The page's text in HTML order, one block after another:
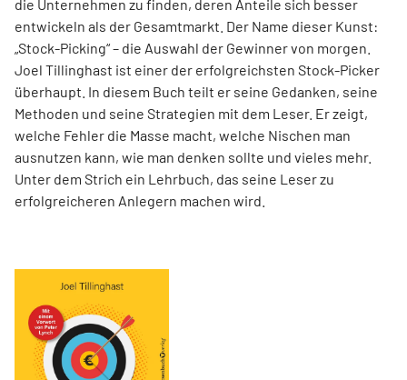
die Unternehmen zu finden, deren Anteile sich besser
entwickeln als der Gesamtmarkt. Der Name dieser Kunst:
„Stock-Picking“ – die Auswahl der Gewinner von morgen.
Joel Tillinghast ist einer der erfolgreichsten Stock-Picker
überhaupt. In diesem Buch teilt er seine Gedanken, seine
Methoden und seine Strategien mit dem Leser. Er zeigt,
welche Fehler die Masse macht, welche Nischen man
ausnutzen kann, wie man denken sollte und vieles mehr.
Unter dem Strich ein Lehrbuch, das seine Leser zu
erfolgreicheren Anlegern machen wird.